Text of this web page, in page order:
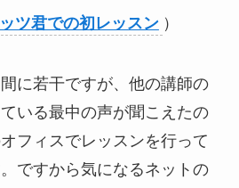
ツ君での初レッスン ）
に若干ですが、他の講師の
いる最中の声が聞こえたの
フィスでレッスンを行って
ですから気になるネットの